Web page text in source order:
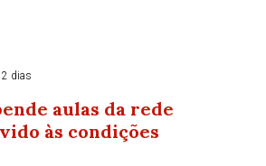
2 dias
aulas da rede
às condições